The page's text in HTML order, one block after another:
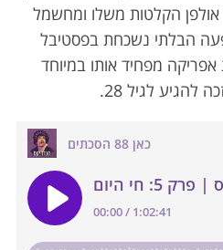
הקלטות משלו ומחשמל
הבלתי נשכחת בפסטיבל
מפחיד אותו במיוחד
להגיע לגיל 28.